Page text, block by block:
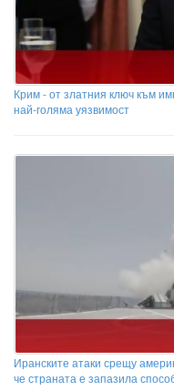
Крим - от златния ключ към
най-голяма уязвимост
Иранските атаки срещу
че страната е запазила